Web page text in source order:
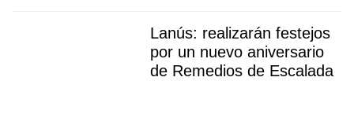
Lanús: realizarán festejos
por un nuevo aniversario
de Remedios de Escalada